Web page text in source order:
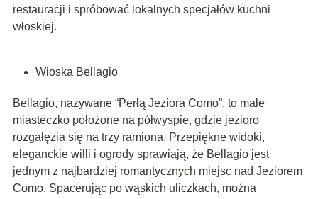
restauracji i spróbować lokalnych specjałów kuchni
włoskiej.
Wioska Bellagio
Bellagio, nazywane “Perłą Jeziora Como”, to małe
miasteczko położone na półwyspie, gdzie jezioro
rozgałęzia się na trzy ramiona. Przepiękne widoki,
eleganckie willi i ogrody sprawiają, że Bellagio jest
jednym z najbardziej romantycznych miejsc nad Jeziorem
Como. Spacerując po wąskich uliczkach, można